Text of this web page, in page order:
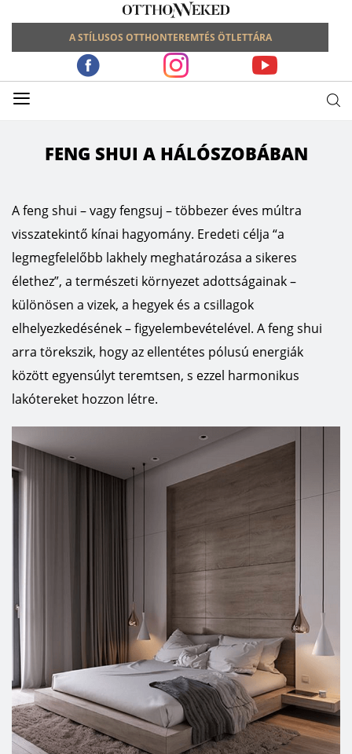
A STÍLUSOS OTTHONTEREMTÉS ÖTLETTÁRA
≡
FENG SHUI A HÁLÓSZOBÁBAN
A feng shui – vagy fengsuj – többezer éves múltra
visszatekintő kínai hagyomány. Eredeti célja “a
legmegfelelőbb lakhely meghatározása a sikeres
élethez”, a természeti környezet adottságainak –
különösen a vizek, a hegyek és a csillagok
elhelyezkedésének – figyelembevételével. A feng shui
arra törekszik, hogy az ellentétes pólusú energiák
között egyensúlyt teremtsen, s ezzel harmonikus
lakótereket hozzon létre.